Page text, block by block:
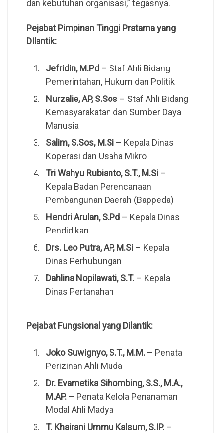
dan kebutuhan organisasi,” tegasnya.
Pejabat Pimpinan Tinggi Pratama yang
DIlantik:
Jefridin, M.Pd – Staf Ahli Bidang
Pemerintahan, Hukum dan Politik
Nurzalie, AP, S.Sos – Staf Ahli Bidang
Kemasyarakatan dan Sumber Daya
Manusia
Salim, S.Sos, M.Si– Kepala Dinas
Koperasi dan Usaha Mikro
Tri Wahyu Rubianto, S.T., M.Si–
Kepala Badan Perencanaan
Pembangunan Daerah (Bappeda)
Hendri Arulan, S.Pd– Kepala Dinas
Pendidikan
Drs. Leo Putra, AP, M.Si– Kepala
Dinas Perhubungan
Dahlina Nopilawati, S.T.– Kepala
Dinas Pertanahan
Pejabat Fungsional yang Dilantik:
Joko Suwignyo, S.T., M.M.– Penata
Perizinan Ahli Muda
Dr. Evametika Sihombing, S.S., M.A.,
M.AP.– Penata Kelola Penanaman
Modal Ahli Madya
T. Khairani Ummu Kalsum, S.IP.–